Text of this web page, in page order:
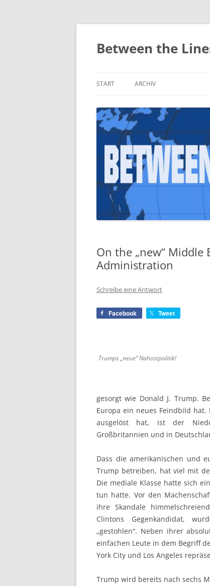
Zum
Between the
START ARCHIV
On the „new“ Middle
Administration
Schreibe eine Antwort
Facebook Tweet
Trumps „neue“ Nahostpolitik!
gesorgt wie Donald J. Trump.
Europa ein neues Feindbild
ausgelöst hat, ist der
Großbritannien und in
Dass die amerikanischen und
Trump betreiben, hat viel mit
Die mediale Klasse hatte sich
tun hatte. Vor den
ihre Skandale
Clintons Gegenkandidat,
„gestohlen“. Neben ihrer
einfachen Leute in dem Begriff
York City und Los Angeles
Trump wird bereits nach sechs